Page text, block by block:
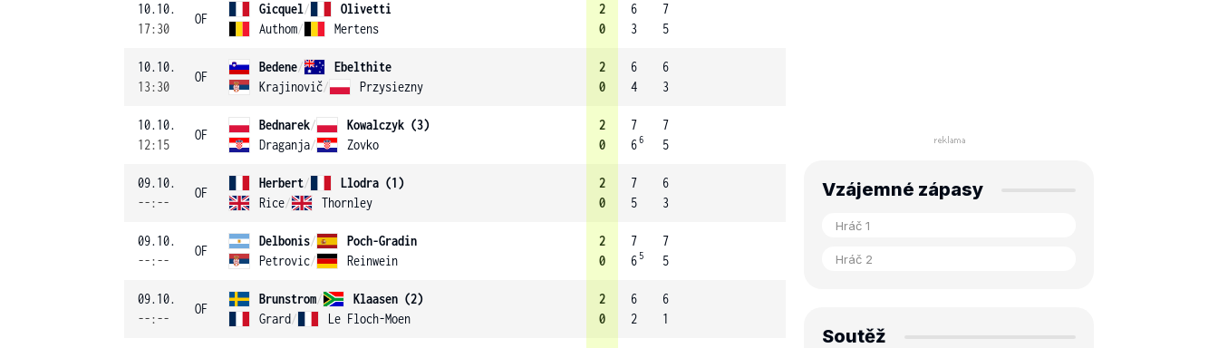
10.10.
17:30
OF
Gicquel/
Olivetti
Authom/ Mertens
2
0
6
3
7
5
10.10.
13:30
OF
Bedene/
Ebelthite
Krajinovič/ Przysiezny
2
0
6
4
6
3
10.10.
12:15
OF
Bednarek/
Kowalczyk (3)
Draganja/ Zovko
2
0
7
66
7
5
09.10.
--:--
OF
Herbert/
Llodra (1)
Rice/ Thornley
2
0
7
5
6
3
09.10.
--:--
OF
Delbonis/
Poch-Gradin
Petrovic/ Reinwein
2
0
7
6 5
7
5
09.10.
--:--
OF
Brunstrom/
Klaasen (2)
Grard/ Le Floch-Moen
2
0
6
2
6
1
Vzájemné zápasy
Soutěž